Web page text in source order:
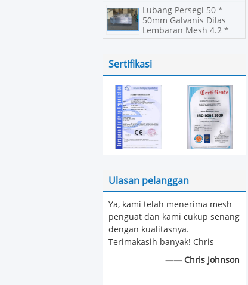
Lubang Persegi 50 *
50mm Galvanis Dilas
Lembaran Mesh 4.2 *
0.8 M Ukuran
Sertifikasi
Ulasan pelanggan
Ya, kami telah menerima mesh
penguat dan kami cukup senang
dengan kualitasnya.
Terimakasih banyak! Chris
—— Chris Johnson